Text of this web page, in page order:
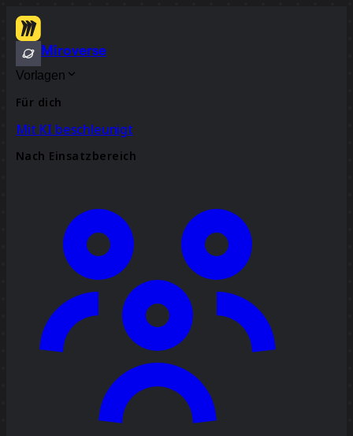
Miroverse
Vorlagen
Für dich
Mit KI beschleunigt
Nach Einsatzbereich